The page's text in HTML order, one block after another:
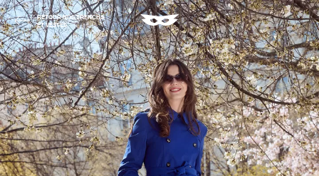
RETOUR NOS TRENCHS
ET VESTES